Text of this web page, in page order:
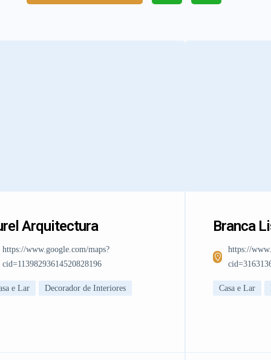
Arquitectura
https://www.google.com/maps?
cid=11398293614520828196
e Lar Decorador de Interiores
Branca
https://
Casa e Lar